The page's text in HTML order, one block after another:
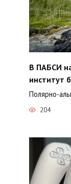
В ПАБСИ
институт
Полярно-
204